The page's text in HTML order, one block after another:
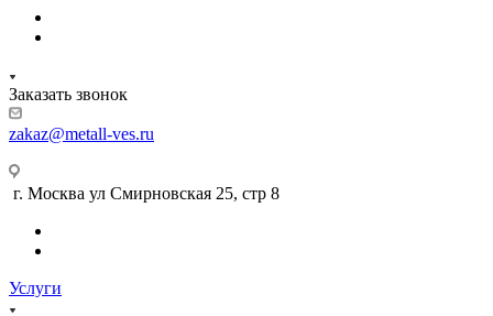
Заказать звонок
zakaz@metall-ves.ru
г. Москва ул Смирновская 25, стр 8
Услуги